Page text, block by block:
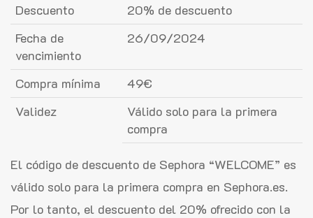
Descuento
20% de descuento
Fecha de
vencimiento
26/09/2024
Compra mínima
49€
Validez
Válido solo para la primera
compra
El código de descuento de Sephora “WELCOME” es
válido solo para la primera compra en Sephora.es.
Por lo tanto, el descuento del 20% ofrecido con la